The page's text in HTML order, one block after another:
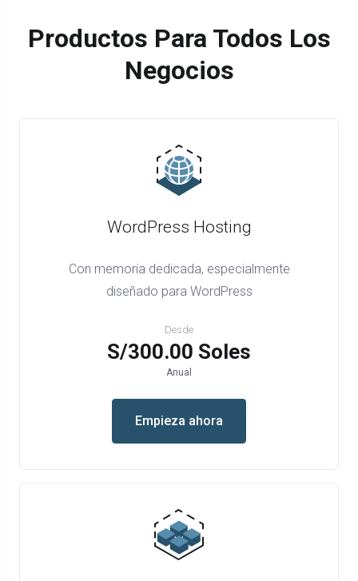
Productos Para Todos Los
Negocios
WordPress Hosting
Con memoria dedicada, especialmente
diseñado para WordPress
Desde
S/300.00 Soles
Anual
Empieza ahora